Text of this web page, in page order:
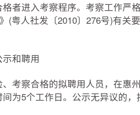
格者进入考察程序。考察工作严
(粤人社发〔2010〕276号)有关
示和聘用
、考察合格的拟聘用人员，在惠
间为5个工作日。公示无异议的